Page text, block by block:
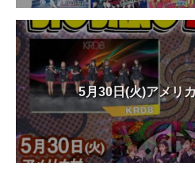
5月30日(火)アメリ